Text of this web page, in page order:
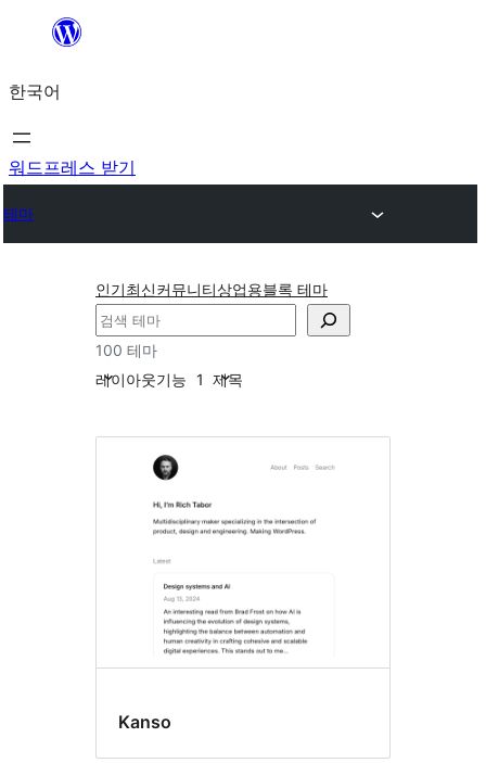
츠
로
바
가
한국어
워드프레스 받기
테마
인기최신커뮤니티상업용블록 테마
검
색
100 테마
레이아웃기능 1 제목
Kanso